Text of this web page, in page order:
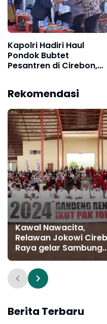
Kapolri Hadiri Haul
Pondok Bubtet
Pesantren di Cirebon,
Rekomendasi
Kawal Nawacita,
Relawan Jokowi
Raya gelar Sambung
Rasa
Berita Terbaru